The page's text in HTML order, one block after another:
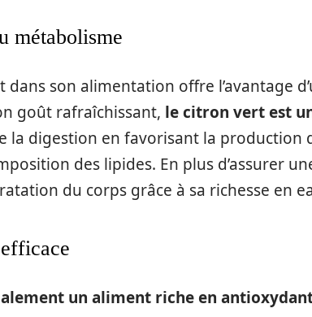
métabolisme
son alimentation offre l’avantage
goût rafraîchissant, le citron vert est
la digestion en favorisant la production
des lipides. En plus d’assurer
du corps grâce à sa richesse en
un aliment riche en